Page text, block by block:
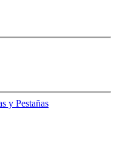
y Pestañas